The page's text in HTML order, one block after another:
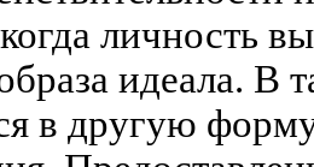
личность
идеала. В
в другую